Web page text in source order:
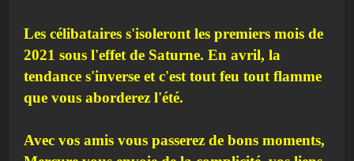
Les célibataires s'isoleront les premiers mois de
2021 sous l'effet de Saturne. En avril, la
tendance s'inverse et c'est tout feu tout flamme
que vous aborderez l'été.
Avec vos amis vous passerez de bons moments,